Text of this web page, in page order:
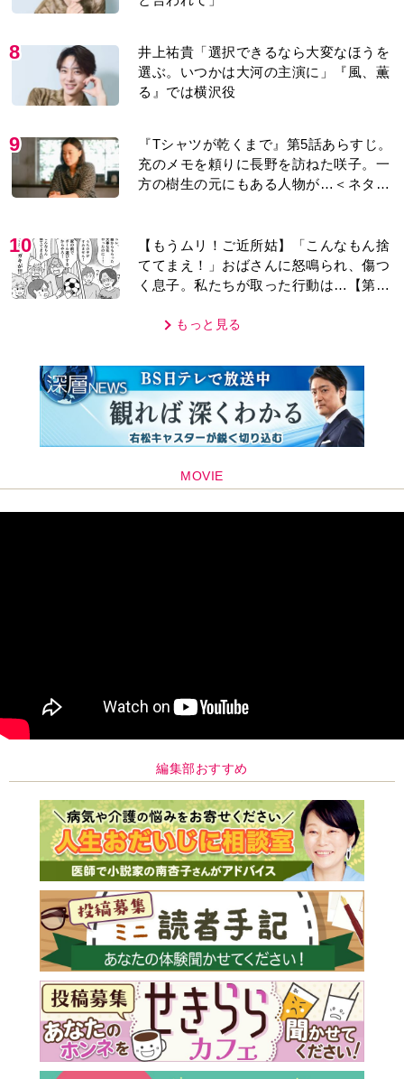
8
井上祐貴「選択できるなら大変なほうを
選ぶ。いつかは大河の主演に」『風、薫
る』では横沢役
9
『Tシャツが乾くまで』第5話あらすじ。
充のメモを頼りに長野を訪ねた咲子。一
方の樹生の元にもある人物が…＜ネタバ
10
【もうムリ！ご近所姑】「こんなもん捨
ててまえ！」おばさんに怒鳴られ、傷つ
く息子。私たちが取った行動は…【第3
もっと見る
MOVIE
編集部おすすめ